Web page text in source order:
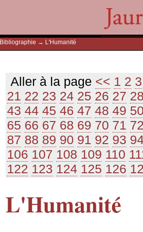
Bibliographie → L'Humanité
Aller à la page << 1 2 3
21 22 23 24 25 26 27
43 44 45 46 47 48 49
65 66 67 68 69 70 71
87 88 89 90 91 92 93
106 107 108 109 110
122 123 124 125 126
L'Humanité